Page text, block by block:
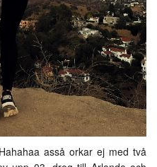
asså orkar ej med två